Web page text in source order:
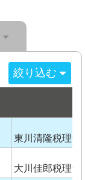
絞り込む
東川清隆税理士
大川佳郎税理士